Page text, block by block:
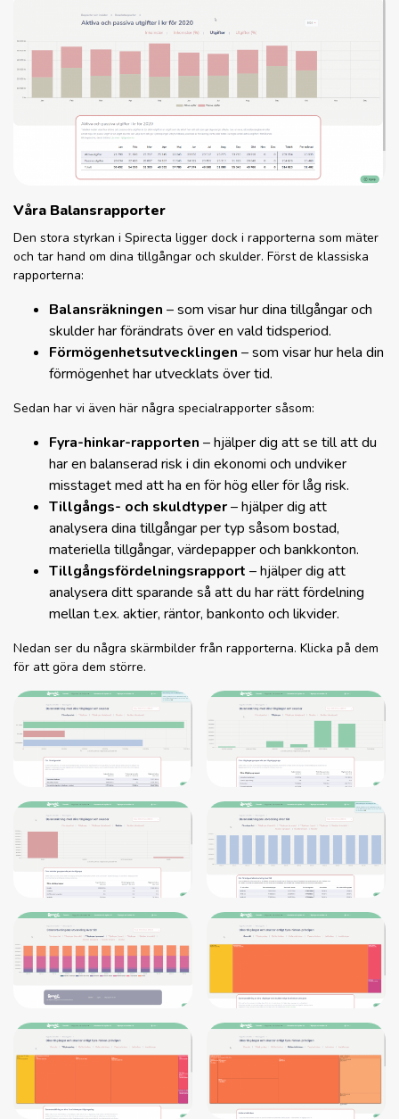
Våra Balansrapporter
Den stora styrkan i Spirecta ligger dock i rapporterna som mäter
och tar hand om dina tillgångar och skulder. Först de klassiska
rapporterna:
Balansräkningen – som visar hur dina tillgångar och
skulder har förändrats över en vald tidsperiod.
Förmögenhetsutvecklingen – som visar hur hela din
förmögenhet har utvecklats över tid.
Sedan har vi även här några specialrapporter såsom:
Fyra-hinkar-rapporten – hjälper dig att se till att du
har en balanserad risk i din ekonomi och undviker
misstaget med att ha en för hög eller för låg risk.
Tillgångs- och skuldtyper– hjälper dig att
analysera dina tillgångar per typ såsom bostad,
materiella tillgångar, värdepapper och bankkonton.
Tillgångsfördelningsrapport – hjälper dig att
analysera ditt sparande så att du har rätt fördelning
mellan t.ex. aktier, räntor, bankonto och likvider.
Nedan ser du några skärmbilder från rapporterna. Klicka på dem
för att göra dem större.